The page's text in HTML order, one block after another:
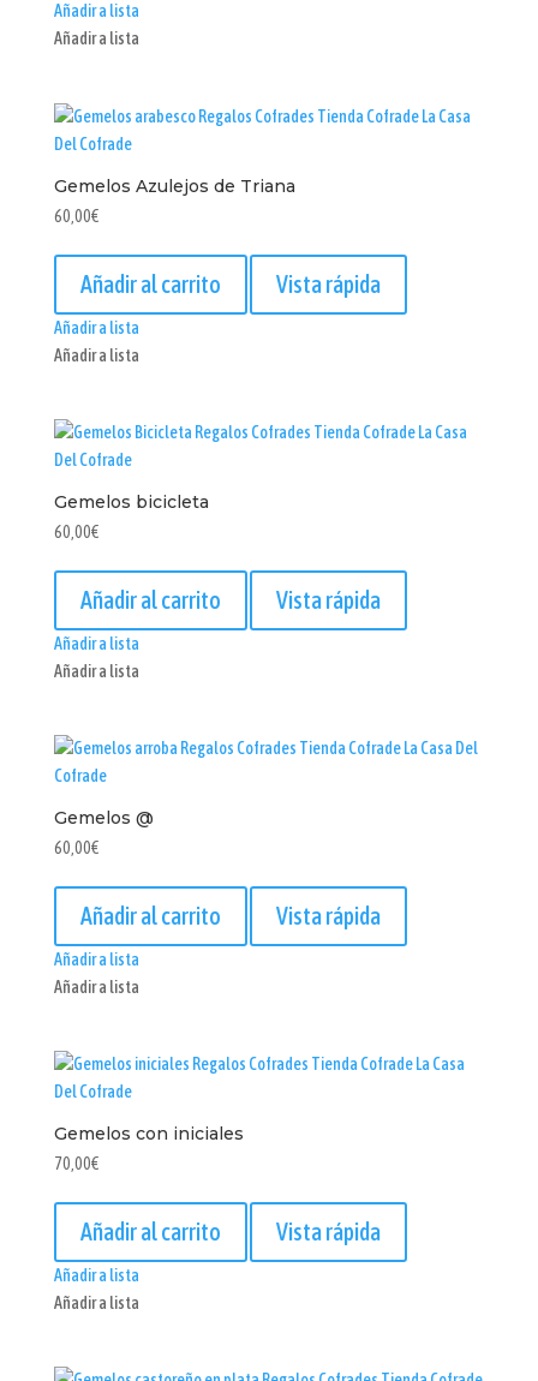
Añadir a lista
Añadir a lista
Gemelos Azulejos de Triana
60,00€
Añadir al carrito Vista rápida
Añadir a lista
Añadir a lista
Gemelos bicicleta
60,00€
Añadir al carrito Vista rápida
Añadir a lista
Añadir a lista
Gemelos @
60,00€
Añadir al carrito Vista rápida
Añadir a lista
Añadir a lista
Gemelos con iniciales
70,00€
Añadir al carrito Vista rápida
Añadir a lista
Añadir a lista